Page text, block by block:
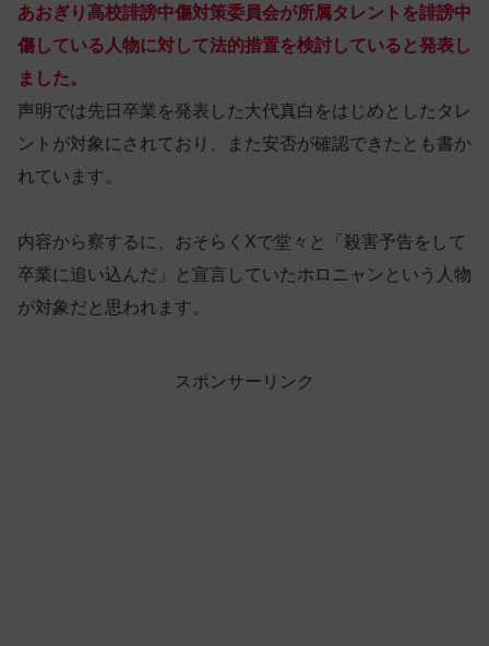
あおぎり高校誹謗中傷対策委員会が所属タレントを誹謗中
傷している人物に対して法的措置を検討していると発表し
ました。
声明では先日卒業を発表した大代真白をはじめとしたタレ
ントが対象にされており、また安否が確認できたとも書か
れています。
内容から察するに、おそらくXで堂々と「殺害予告をして
卒業に追い込んだ」と宣言していたホロニャンという人物
が対象だと思われます。
スポンサーリンク